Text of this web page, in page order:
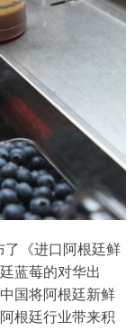
了《进口阿根廷鲜
蓝莓的对华出
国将阿根廷新鲜
根廷行业带来积